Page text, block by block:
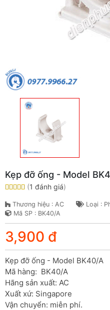
Kẹp đỡ ống - Model
(1 đánh giá)
Thương hiệu : AC
Loại :
Mã SP : BK40/A
3,900 đ
Kẹp đỡ ống - Model BK40/A
Mã hàng:  BK40/A
Hãng sản xuất: AC
Xuất xứ: Singapore
Vận chuyển: miễn phí.